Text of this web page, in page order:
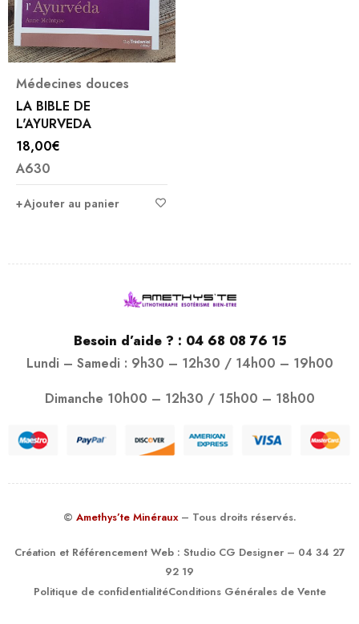
Médecines douces
LA BIBLE DE
L'AYURVEDA
18,00€
A630
Ajouter au panier
Besoin d’aide ? : 04 68 08 76 15
Lundi – Samedi : 9h30 – 12h30 / 14h00 – 19h00
Dimanche 10h00 – 12h30 / 15h00 – 18h00
© Amethys’te Minéraux – Tous droits réservés.
Création et Référencement Web : Studio CG Designer– 04 34 27
92 19
Politique de confidentialitéConditions Générales de Vente